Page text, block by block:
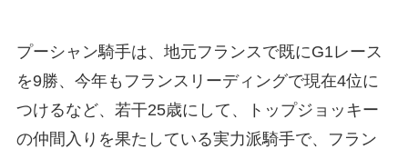
プーシャン騎手は、地元フランスで既にG1レース
を9勝、今年もフランスリーディングで現在4位に
つけるなど、若干25歳にして、トップジョッキー
の仲間入りを果たしている実力派騎手で、フラン